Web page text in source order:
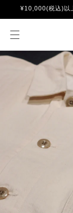
ンツに
進む
¥10,000(税込)以